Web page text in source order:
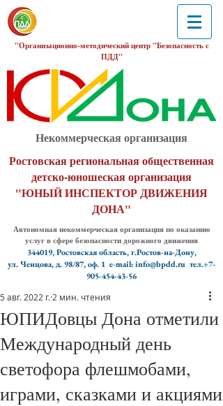
"Организационно-методический центр "Безопасность с
ПДД"
Некоммерческая организация
Ростовская региональная общественная
детско-юношеская организация
"ЮНЫЙ ИНСПЕКТОР ДВИЖЕНИЯ
ДОНА"
Автономная некоммерческая организация по оказанию
услуг в сфере безопасности дорожного движения
344019, Ростовская область, г.Ростов-на-Дону,
ул. Ченцова, д. 98/87, оф. 1 e-mail: info@bpdd.ru тел.+7-
905-454-43-56
ЮПИДовцы Дона отметили
Международный день
светофора флешмобами,
играми, сказками и акциями
5 авг. 2022 г. 2 мин. чтения